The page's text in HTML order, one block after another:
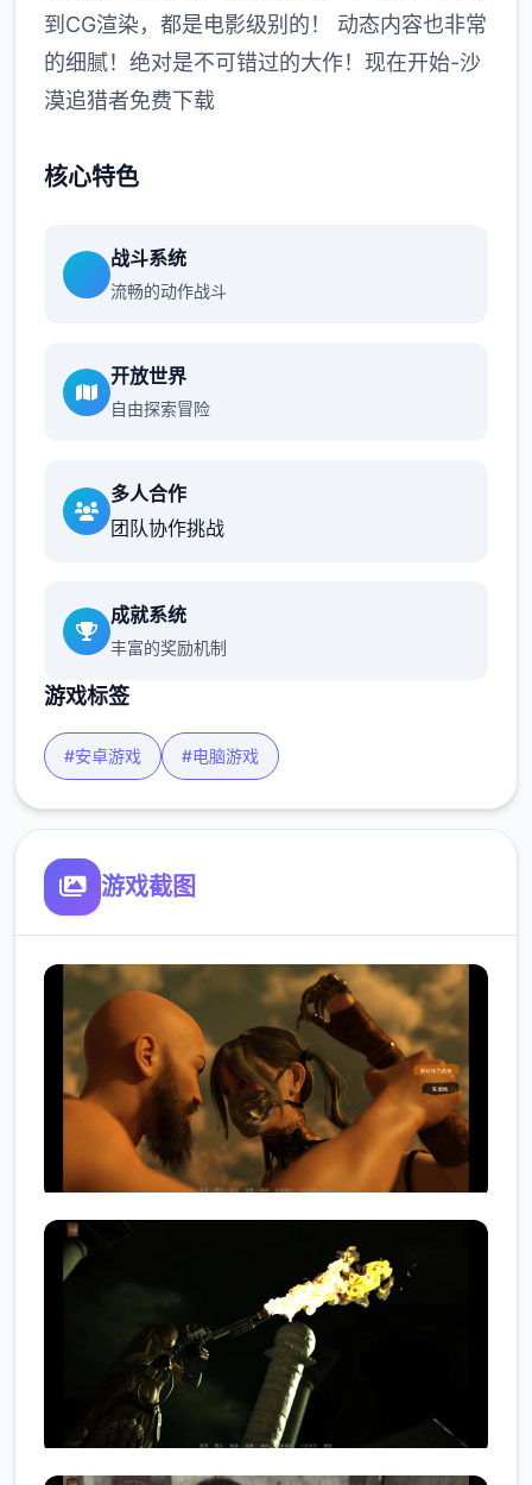
到CG渲染，都是电影级别的！ 动态内容也非常
的细腻！绝对是不可错过的大作！现在开始-沙
漠追猎者免费下载
核心特色
战斗系统
流畅的动作战斗
开放世界
自由探索冒险
多人合作
团队协作挑战
成就系统
丰富的奖励机制
游戏标签
#安卓游戏 #电脑游戏
游戏截图